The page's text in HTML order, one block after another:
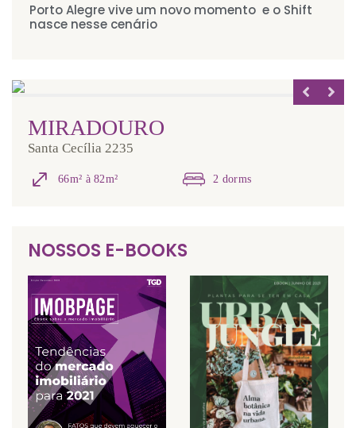
Porto Alegre vive um novo momento e o Shift
nasce nesse cenário
MIRADOURO
Santa Cecília 2235
66m² à 82m² 2 dorms
NOSSOS E-BOOKS